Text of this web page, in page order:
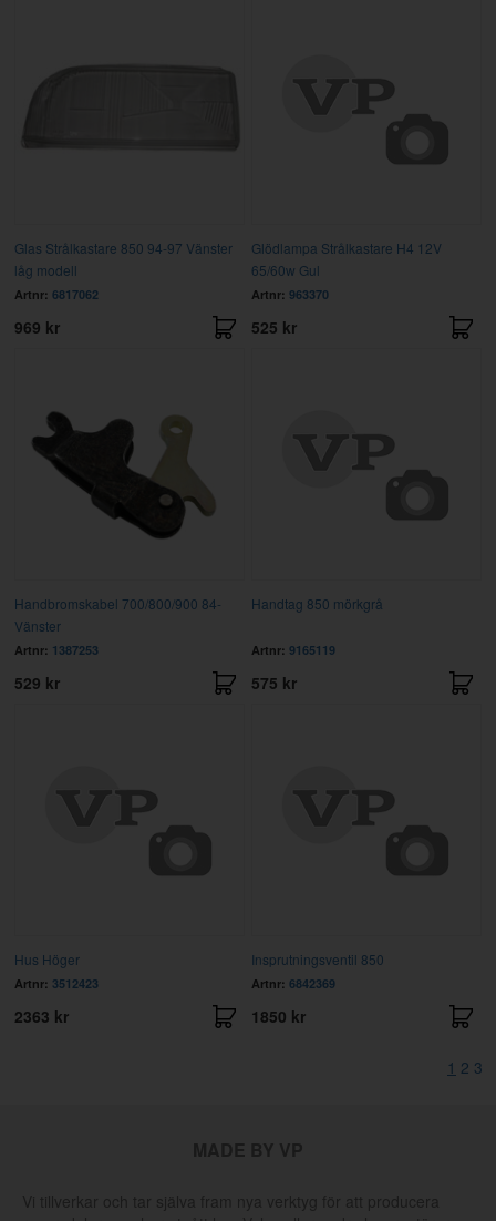
Glas Strålkastare 850 94-97 Vänster
låg modell
Artnr: 6817062
969 kr
Glödlampa Strålkastare H4 12V
65/60w Gul
Artnr: 963370
525 kr
Handbromskabel 700/800/900 84-
Vänster
Artnr: 1387253
529 kr
Handtag 850 mörkgrå
Artnr: 9165119
575 kr
Hus Höger
Artnr: 3512423
2363 kr
Insprutningsventil 850
Artnr: 6842369
1850 kr
1 2 3